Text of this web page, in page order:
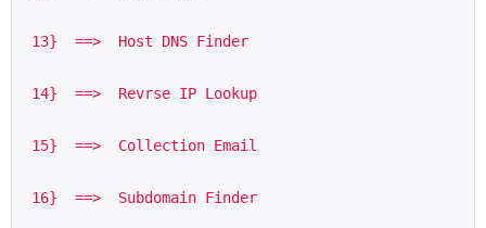
13}  ==>  Host DNS Finder
14}  ==>  Revrse IP Lookup
15}  ==>  Collection Email
16}  ==>  Subdomain Finder